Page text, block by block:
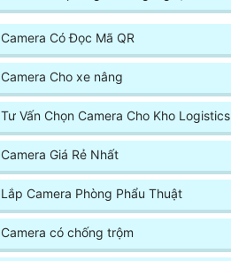
Camera Có Đọc Mã QR
Camera Cho xe nâng
Tư Vấn Chọn Camera Cho Kho Logistics
Camera Giá Rẻ Nhất
Lắp Camera Phòng Phẩu Thuật
Camera có chống trộm